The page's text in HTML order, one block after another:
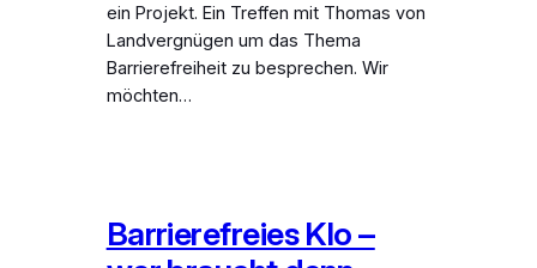
ein Projekt. Ein Treffen mit Thomas von
Landvergnügen um das Thema
Barrierefreiheit zu besprechen. Wir
möchten…
Barrierefreies Klo –